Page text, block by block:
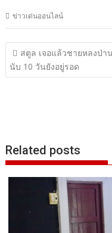
ข่าวเด่นออนไลน์
แนะแนว
เรื่อง
สตูล เจอแล้วชายหลงป่า
นับ 10 วันยังอยู่รอด
Related posts